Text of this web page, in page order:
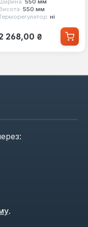
550 мм
550 мм
ні
ціна:
268,00 ₴
.